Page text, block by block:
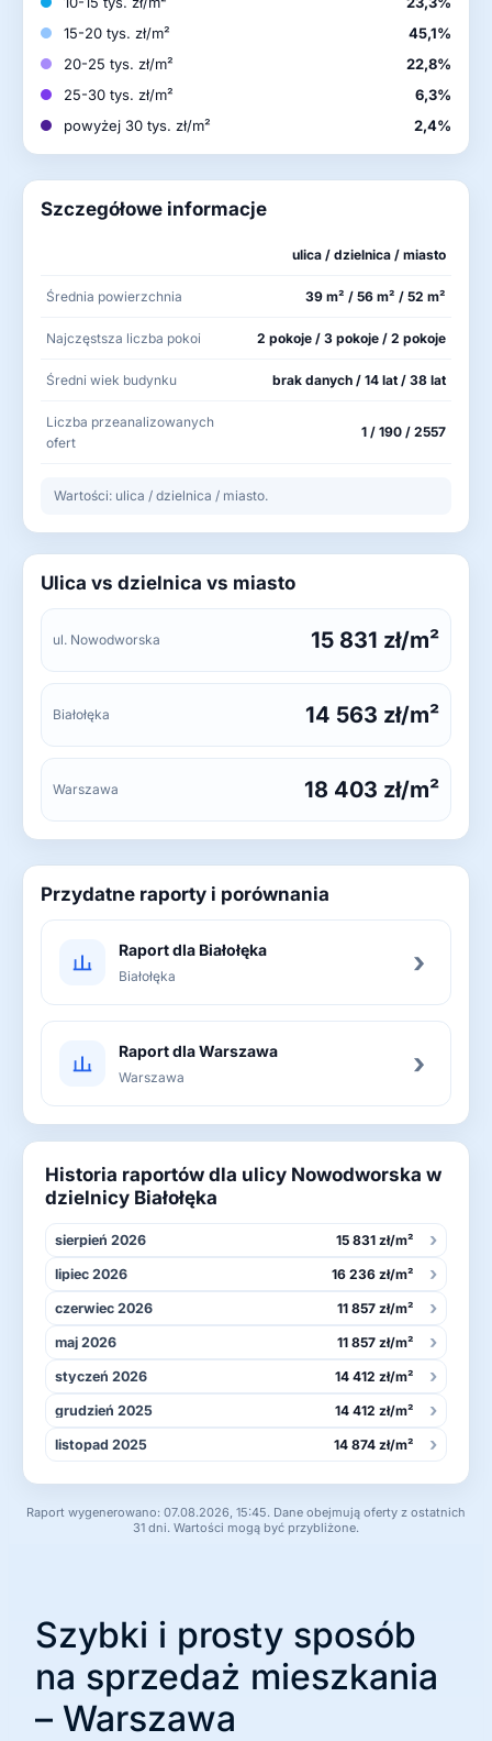
15-20 tys. zł/m²
45,1%
20-25 tys. zł/m²
22,8%
25-30 tys. zł/m²
6,3%
powyżej 30 tys. zł/m²
2,4%
Szczegółowe informacje
ulica / dzielnica / miasto
Średnia powierzchnia 39 m² / 56 m² / 52 m²
Najczęstsza liczba pokoi 2 pokoje / 3 pokoje / 2 pokoje
Średni wiek budynku brak danych / 14 lat / 38 lat
Liczba przeanalizowanych
ofert
1 / 190 / 2557
Wartości: ulica / dzielnica / miasto.
Ulica vs dzielnica vs miasto
ul. Nowodworska 15 831 zł/m²
Białołęka 14 563 zł/m²
Warszawa 18 403 zł/m²
Przydatne raporty i porównania
Raport dla Białołęka
Białołęka ›
Raport dla Warszawa
Warszawa ›
Historia raportów dla ulicy Nowodworska w
dzielnicy Białołęka
sierpień 2026 15 831 zł/m² ›
lipiec 2026 16 236 zł/m² ›
czerwiec 2026 11 857 zł/m² ›
maj 2026 11 857 zł/m² ›
styczeń 2026 14 412 zł/m² ›
grudzień 2025 14 412 zł/m² ›
listopad 2025 14 874 zł/m² ›
Raport wygenerowano: 07.08.2026, 15:45. Dane obejmują oferty z ostatnich
31 dni. Wartości mogą być przybliżone.
Szybki i prosty sposób
na sprzedaż mieszkania
– Warszawa